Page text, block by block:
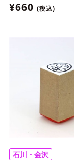
¥660 (税込)
石川・金沢